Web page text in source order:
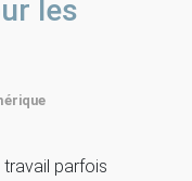
les
travail parfois